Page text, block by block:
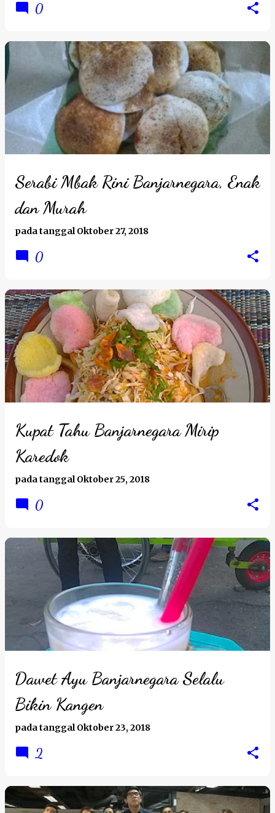
0
Serabi Mbak Rini Banjarnegara, Enak
dan Murah
pada tanggalOktober 27, 2018
0
Kupat Tahu Banjarnegara Mirip
Karedok
pada tanggalOktober 25, 2018
0
Dawet Ayu Banjarnegara Selalu
Bikin Kangen
pada tanggalOktober 23, 2018
2